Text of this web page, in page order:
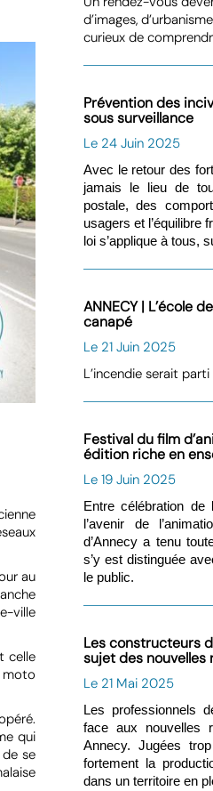
au
ville
celle
moto
qui
se
d’images,
curieux de
Prévention des
sous surveillance
Le 24 Juin 2025
Avec le retour des
jamais le lieu de
postale, des
usagers et l’équilibre
loi s’applique à tous,
ANNECY | L’école
canapé
Le 21 Juin 2025
L’incendie serait
Festival du film
édition riche en
Le 19 Juin 2025
Entre célébration
l’avenir de
d’Annecy a tenu
s’y est distinguée
le public.
Les constructeurs
sujet des nouvelles
Le 21 Mai 2025
Les professionnels
face aux nouvelles
Annecy. Jugées
fortement la
dans un territoire en